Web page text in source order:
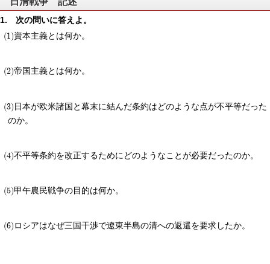
次の問いに答えよ。
資本主義とは何か。
帝国主義とは何か。
日本が欧米諸国と幕末に結んだ条約はどのような点が不平等だった
のか。
不平等条約を改正するためにどのようなことが必要だったのか。
甲午農民戦争の目的は何か。
ロシアはなぜ三国干渉で遼東半島の清への返還を要求したか。